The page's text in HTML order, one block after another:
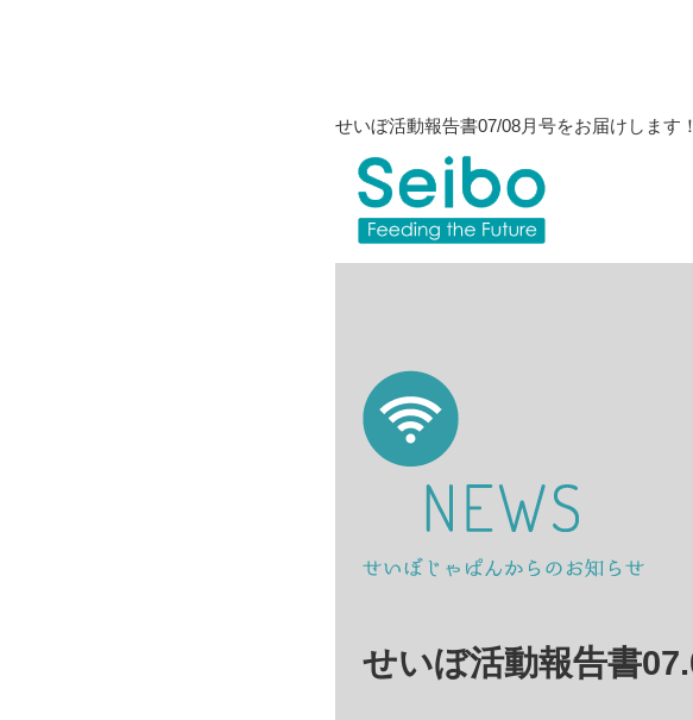
せいぼ活動報告書07/08月号をお届けします！